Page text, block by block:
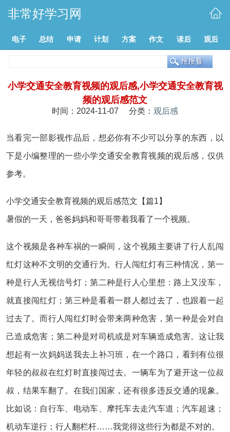
非常好学习网
电子 总结 申请 计划 方案 作文 读后 观后
小学交通安全教育视频的观后感,小学交通安全教育视
频的观后感范文
时间：2024-11-07 分类： 观后感
当看完一部影视作品后，想必你有不少可以分享的东西，以
下是小编整理的一些小学交通安全教育视频的观后感，仅供
参考。
小学交通安全教育视频的观后感范文【篇1】
暑假的一天，爸爸妈妈和哥哥带着我看了一个视频。
这个视频是各种车祸的一瞬间，这个视频主要讲了行人乱闯
红灯这种不文明的交通行为。行人闯红灯有三种情况，第一
种是行人无视信号灯；第二种是行人心里想：路上又没车，
就直接闯红灯；第三种是看着一群人都过去了，也跟着一起
过去了。而行人闯红灯时会带来两种危害，第一种是会对自
己造成危害；第二种是对司机或是对车辆造成危害。这让我
想起有一次妈妈送我去上补习班，在一个路口，看到有位很
年轻的叔叔在红灯时直接闯过去。一辆车为了避开这一位叔
叔，结果车翻了。在我们国家，还有很多违反交通的现象。
比如说：自行车、电动车、摩托车去走汽车道；汽车超速；
机动车逆行；行人翻栏杆……我觉得这些行为都是不对的。